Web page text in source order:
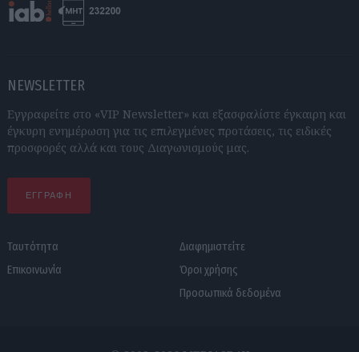
NEWSLETTER
Εγγραφείτε στο «VIP Newsletter» και εξασφαλίστε έγκαιρη και
έγκυρη ενημέρωση για τις επιλεγμένες προτάσεις, τις ειδικές
προσφορές αλλά και τους Διαγωνισμούς μας.
ΕΓΓΡΑΦΗ
Ταυτότητα
Επικοινωνία
Διαφημιστείτε
Όροι χρήσης
Προσωπικά δεδομένα